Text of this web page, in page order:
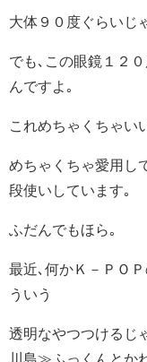
大体９０度ぐらいじ
でも､この眼鏡１２
んですよ｡
これめちゃくちゃい
めちゃくちゃ愛用し
段使いしています｡
ふだんでもほら｡
最近､何かＫ－ＰＯＰ
ういう
透明なやつつけるじ
川島≫ふっくんとか